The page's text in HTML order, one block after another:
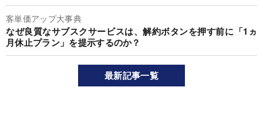
客単価アップ大事典
なぜ良質なサブスクサービスは、解約ボタンを押す前に「1ヵ
月休止プラン」を提示するのか？
最新記事一覧